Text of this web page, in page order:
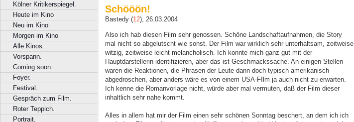
Kölner Kritikerspiegel.
Heute im Kino
Neu im Kino
Morgen im Kino
Alle Kinos.
Vorspann.
Coming soon.
Foyer.
Festival.
Gespräch zum Film.
Roter Teppich.
Portrait.
Schööön!
Bastedy (12), 26.03.2004
Also ich hab diesen Film sehr genossen. Schöne Landschaftaufnahmen, die Story
mal nicht so abgelutscht wie sonst. Der Film war wirklich sehr unterhaltsam, zeitweise
witzig, zeitweise leicht melancholisch. Ich konnte mich ganz gut mit der
Hauptdarstellerin identifizieren, aber das ist Geschmackssache. An einigen Stellen
waren die Reaktionen, die Phrasen der Leute dann doch typisch amerikanisch
abgedroschen, aber anders wäre es von einem USA-FIlm ja auch nicht zu erwarten.
Ich kenne die Romanvorlage nicht, würde aber mal vermuten, daß der Film dieser
inhaltlich sehr nahe kommt.
Alles in allem hat mir der Film einen sehr schönen Sonntag beschert, an dem ich ich